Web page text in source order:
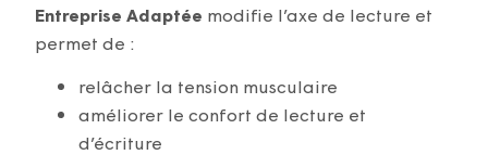
Entreprise Adaptée modifie l’axe de lecture et
permet de :
relâcher la tension musculaire
améliorer le confort de lecture et
d’écriture